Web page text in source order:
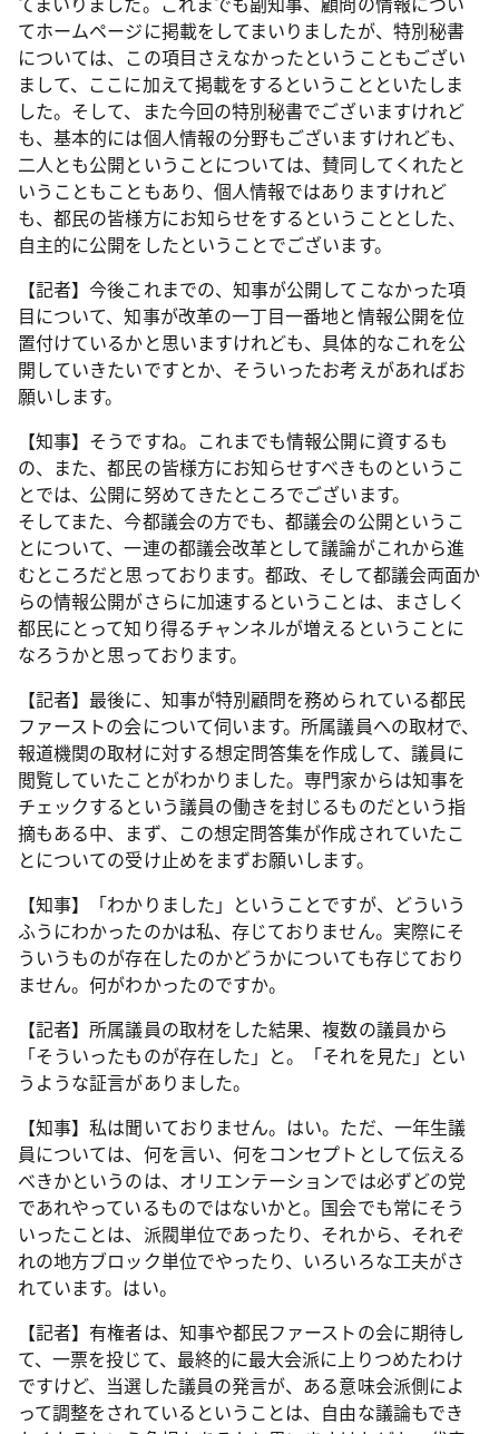
てホームページに掲載をしてまいりましたが、特別秘書
については、この項目さえなかったということもござい
まして、ここに加えて掲載をするということといたしま
した。そして、また今回の特別秘書でございますけれど
も、基本的には個人情報の分野もございますけれども、
二人とも公開ということについては、賛同してくれたと
いうこともこともあり、個人情報ではありますけれど
も、都民の皆様方にお知らせをするということとした、
自主的に公開をしたということでございます。
【記者】今後これまでの、知事が公開してこなかった項
目について、知事が改革の一丁目一番地と情報公開を位
置付けているかと思いますけれども、具体的なこれを公
開していきたいですとか、そういったお考えがあればお
願いします。
【知事】そうですね。これまでも情報公開に資するも
の、また、都民の皆様方にお知らせすべきものというこ
とでは、公開に努めてきたところでございます。
そしてまた、今都議会の方でも、都議会の公開というこ
とについて、一連の都議会改革として議論がこれから進
むところだと思っております。都政、そして都議会両面か
らの情報公開がさらに加速するということは、まさしく
都民にとって知り得るチャンネルが増えるということに
なろうかと思っております。
【記者】最後に、知事が特別顧問を務められている都民
ファーストの会について伺います。所属議員への取材で、
報道機関の取材に対する想定問答集を作成して、議員に
閲覧していたことがわかりました。専門家からは知事を
チェックするという議員の働きを封じるものだという指
摘もある中、まず、この想定問答集が作成されていたこ
とについての受け止めをまずお願いします。
【知事】「わかりました」ということですが、どういう
ふうにわかったのかは私、存じておりません。実際にそ
ういうものが存在したのかどうかについても存じており
ません。何がわかったのですか。
【記者】所属議員の取材をした結果、複数の議員から
「そういったものが存在した」と。「それを見た」とい
うような証言がありました。
【知事】私は聞いておりません。はい。ただ、一年生議
員については、何を言い、何をコンセプトとして伝える
べきかというのは、オリエンテーションでは必ずどの党
であれやっているものではないかと。国会でも常にそう
いったことは、派閥単位であったり、それから、それぞ
れの地方ブロック単位でやったり、いろいろな工夫がさ
れています。はい。
【記者】有権者は、知事や都民ファーストの会に期待し
て、一票を投じて、最終的に最大会派に上りつめたわけ
ですけど、当選した議員の発言が、ある意味会派側によ
って調整をされているということは、自由な議論もでき